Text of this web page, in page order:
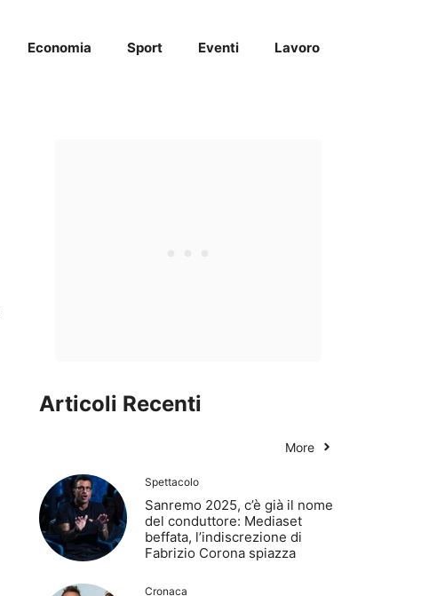
Economia Sport Eventi Lavoro
Articoli Recenti
More
Spettacolo
Sanremo 2025, c’è già il nome
del conduttore: Mediaset
beffata, l’indiscrezione di
Fabrizio Corona spiazza
Cronaca